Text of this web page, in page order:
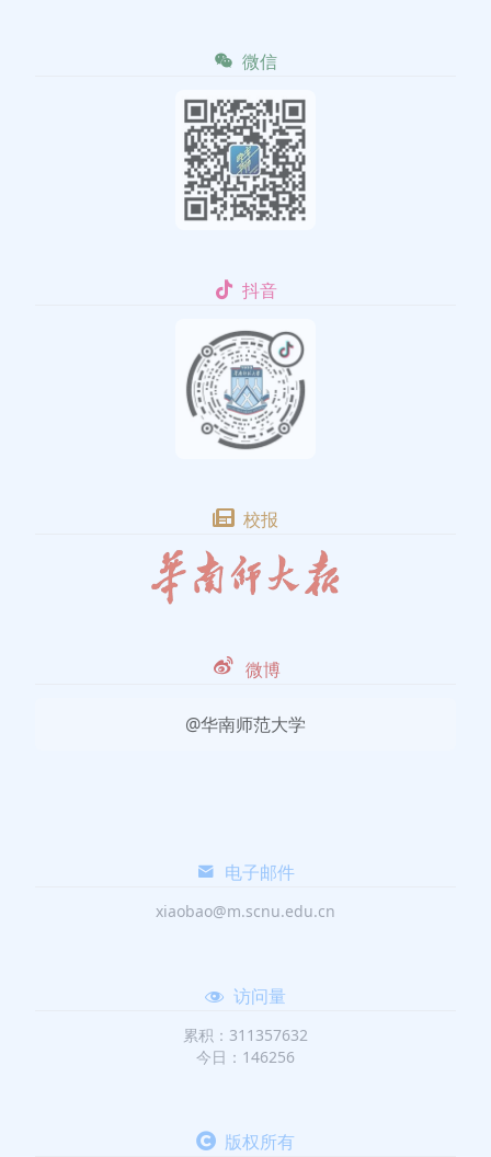
微信
抖音
校报
微博
@华南师范大学
电子邮件
xiaobao@m.scnu.edu.cn
访问量
累积：311357632
今日：146256
版权所有